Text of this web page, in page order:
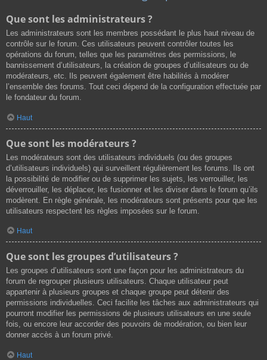
Que sont les administrateurs ?
Les administrateurs sont les membres possédant le plus haut niveau de
contrôle sur le forum. Ces utilisateurs peuvent contrôler toutes les
opérations du forum, telles que les paramètres des permissions, le
bannissement d’utilisateurs, la création de groupes d’utilisateurs ou de
modérateurs, etc. Ils peuvent également être habilités à modérer
l’ensemble des forums. Tout ceci dépend de la configuration effectuée par
le fondateur du forum.
Haut
Que sont les modérateurs ?
Les modérateurs sont des utilisateurs individuels (ou des groupes
d’utilisateurs individuels) qui surveillent régulièrement les forums. Ils ont
la possibilité de modifier ou de supprimer les sujets, les verrouiller, les
déverrouiller, les déplacer, les fusionner et les diviser dans le forum qu’ils
modèrent. En règle générale, les modérateurs sont présents pour que les
utilisateurs respectent les règles imposées sur le forum.
Haut
Que sont les groupes d’utilisateurs ?
Les groupes d’utilisateurs sont une façon pour les administrateurs du
forum de regrouper plusieurs utilisateurs. Chaque utilisateur peut
appartenir à plusieurs groupes et chaque groupe peut détenir des
permissions individuelles. Ceci facilite les tâches aux administrateurs qui
pourront modifier les permissions de plusieurs utilisateurs en une seule
fois, ou encore leur accorder des pouvoirs de modération, ou bien leur
donner accès à un forum privé.
Haut